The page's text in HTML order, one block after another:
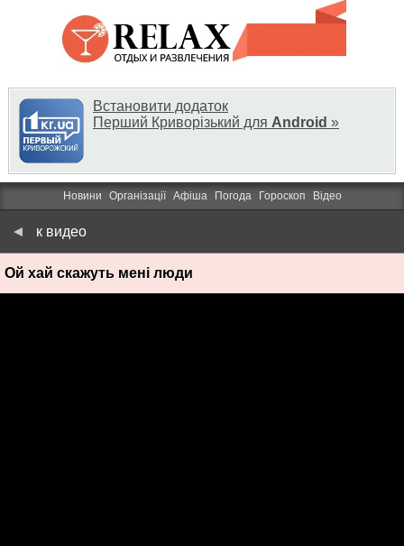
Встановити додаток
Перший Криворізький для Android »
Новини Організації Афіша Погода Гороскоп Відео
к видео
Ой хай скажуть мені люди